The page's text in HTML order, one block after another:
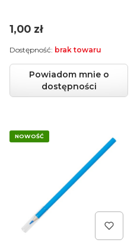
Cena
1,00 zł
Powiadom mnie o
dostępności
Dostępność: brak towaru
NOWOŚĆ